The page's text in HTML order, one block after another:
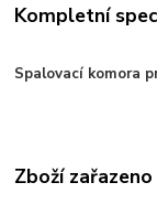
Kompletní
Spalovací komora
Zboží